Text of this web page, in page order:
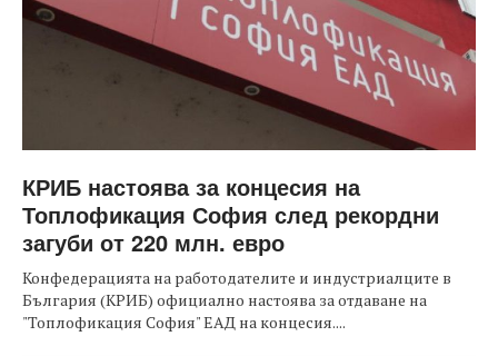
КРИБ настоява за концесия на
Топлофикация София след рекордни
загуби от 220 млн. евро
Конфедерацията на работодателите и индустриалците в
България (КРИБ) официално настоява за отдаване на
"Топлофикация София" ЕАД на концесия....